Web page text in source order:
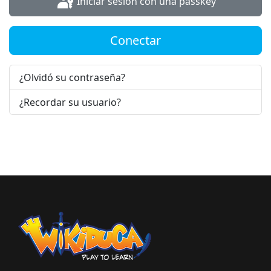
Conectar
¿Olvidó su contraseña?
¿Recordar su usuario?